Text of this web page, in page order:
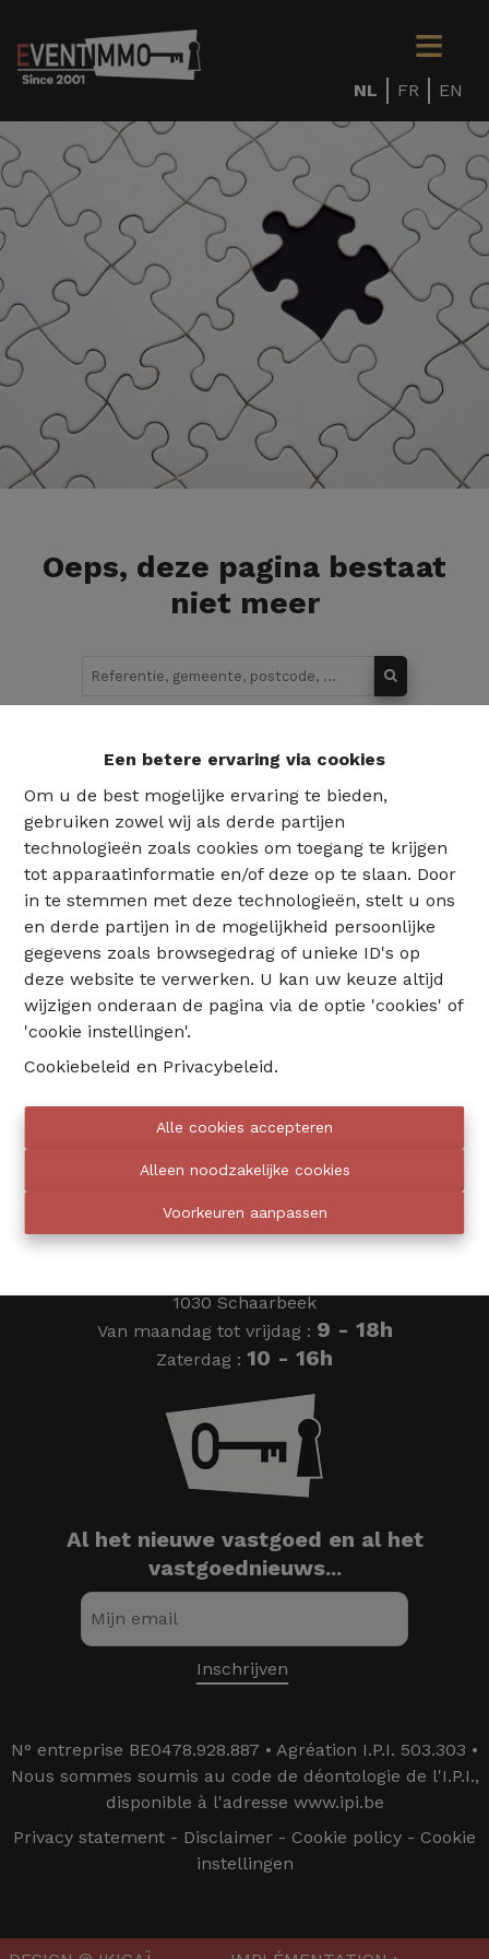
Een betere ervaring via cookies
Om u de best mogelijke ervaring te bieden,
gebruiken zowel wij als derde partijen
technologieën zoals cookies om toegang te krijgen
tot apparaatinformatie en/of deze op te slaan. Door
in te stemmen met deze technologieën, stelt u ons
en derde partijen in de mogelijkheid persoonlijke
gegevens zoals browsegedrag of unieke ID's op
deze website te verwerken. U kan uw keuze altijd
wijzigen onderaan de pagina via de optie 'cookies' of
'cookie instellingen'.
Cookiebeleid en Privacybeleid.
Alle cookies accepteren
Alleen noodzakelijke cookies
Voorkeuren aanpassen
NL FR EN
Oeps, deze pagina bestaat
niet meer
02 735 18 38
Eventimmo chasseurs
1030 Schaarbeek
Van maandag tot vrijdag : 9 - 18h
Zaterdag : 10 - 16h
Al het nieuwe vastgoed en al het
vastgoednieuws...
N° entreprise BE0478.928.887 • Agréation I.P.I. 503.303 •
Nous sommes soumis au code de déontologie de l'I.P.I.,
disponible à l'adresse www.ipi.be
Privacy statement - Disclaimer - Cookie policy - Cookie
instellingen